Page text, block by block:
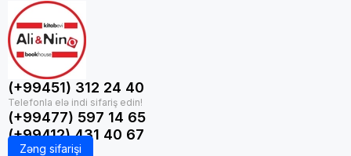
(+99451) 312 24 40
(+99477) 597 14 65
(+99412) 431 40 67
Zəng sifarişi